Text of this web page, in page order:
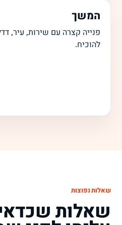
המשך
פנייה קצרה עם שירות, עיר,
להוכיח.
שאלות נפוצות
שאלות